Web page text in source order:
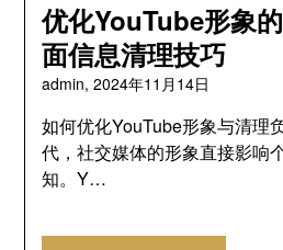
优化YouTube形象
面信息清理技巧
admin,2024年11月14日
如何优化YouTube形象与清理
代，社交媒体的形象直接影响
知。Y…